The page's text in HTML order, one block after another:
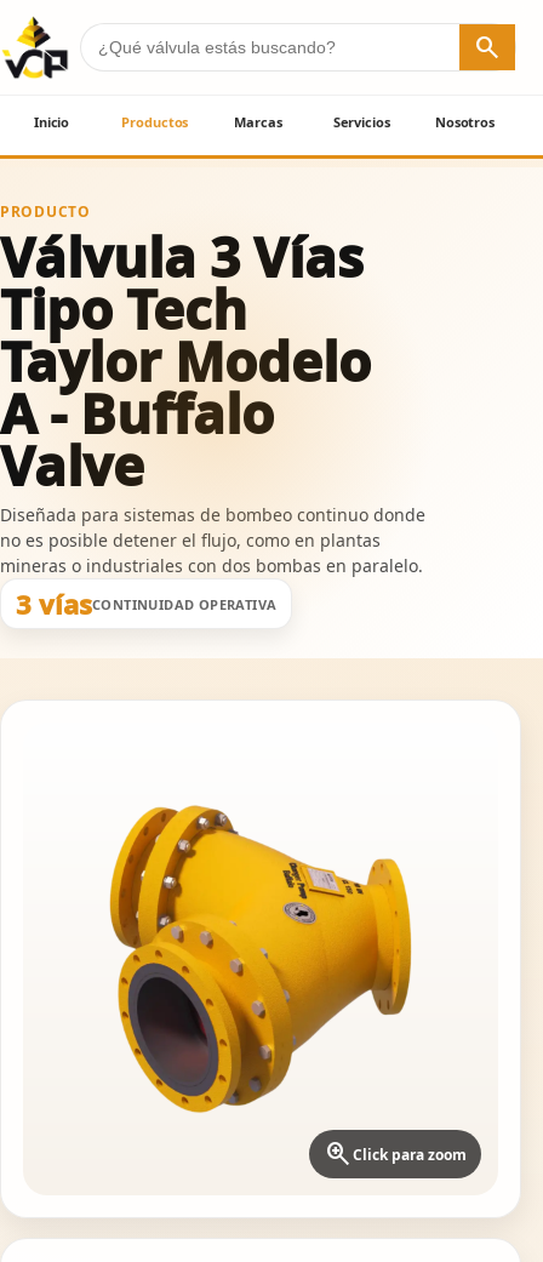
search
Inicio Productos Marcas Servicios Nosotros
PRODUCTO
Válvula 3 Vías
Tipo Tech
Taylor Modelo
A - Buffalo
Valve
Diseñada para sistemas de bombeo continuo donde
no es posible detener el flujo, como en plantas
mineras o industriales con dos bombas en paralelo.
3 víasCONTINUIDAD OPERATIVA
zoom_inClick para zoom